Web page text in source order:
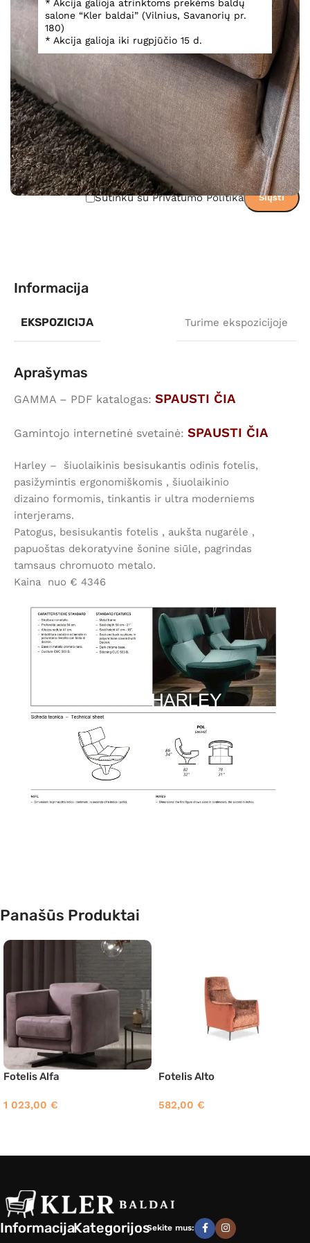
* Akcija galioja atrinktoms prekėms baldų
salone “Kler baldai” (Vilnius, Savanorių pr.
180)
* Akcija galioja iki rugpjūčio 15 d.
Teirautis dėl prekės
Sutinku su Privatumo Politika
Informacija
EKSPOZICIJA Turime ekspozicijoje
Aprašymas
GAMMA – PDF katalogas: SPAUSTI ČIA
Gamintojo internetinė svetainė: SPAUSTI ČIA
Harley – šiuolaikinis besisukantis odinis fotelis,
pasižymintis ergonomiškomis , šiuolaikinio
dizaino formomis, tinkantis ir ultra moderniems
interjerams.
Patogus, besisukantis fotelis , aukšta nugarėle ,
papuoštas dekoratyvine šonine siūle, pagrindas
tamsaus chromuoto metalo.
Kaina nuo € 4346
Panašūs Produktai
Fotelis Alfa
1 023,00 €
Fotelis Alto
582,00 €
InformacijaKategorijosSekite mus: